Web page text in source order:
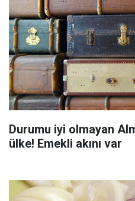
Durumu iyi olmayan
ülke! Emekli akını var